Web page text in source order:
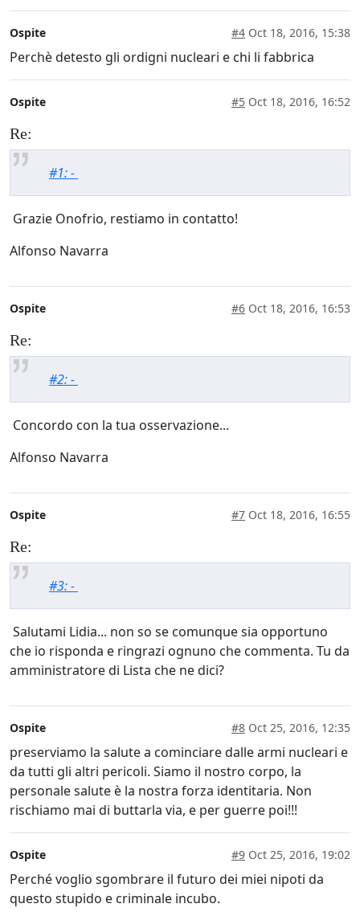
Ospite #4 Oct 18, 2016, 15:38
Perchè detesto gli ordigni nucleari e chi li fabbrica
Ospite #5 Oct 18, 2016, 16:52
Re:
#1: -
Grazie Onofrio, restiamo in contatto!
Alfonso Navarra
Ospite #6 Oct 18, 2016, 16:53
Re:
#2: -
Concordo con la tua osservazione...
Alfonso Navarra
Ospite #7 Oct 18, 2016, 16:55
Re:
#3: -
Salutami Lidia... non so se comunque sia opportuno
che io risponda e ringrazi ognuno che commenta. Tu da
amministratore di Lista che ne dici?
Ospite #8 Oct 25, 2016, 12:35
preserviamo la salute a cominciare dalle armi nucleari e
da tutti gli altri pericoli. Siamo il nostro corpo, la
personale salute è la nostra forza identitaria. Non
rischiamo mai di buttarla via, e per guerre poi!!!
Ospite #9 Oct 25, 2016, 19:02
Perché voglio sgombrare il futuro dei miei nipoti da
questo stupido e criminale incubo.